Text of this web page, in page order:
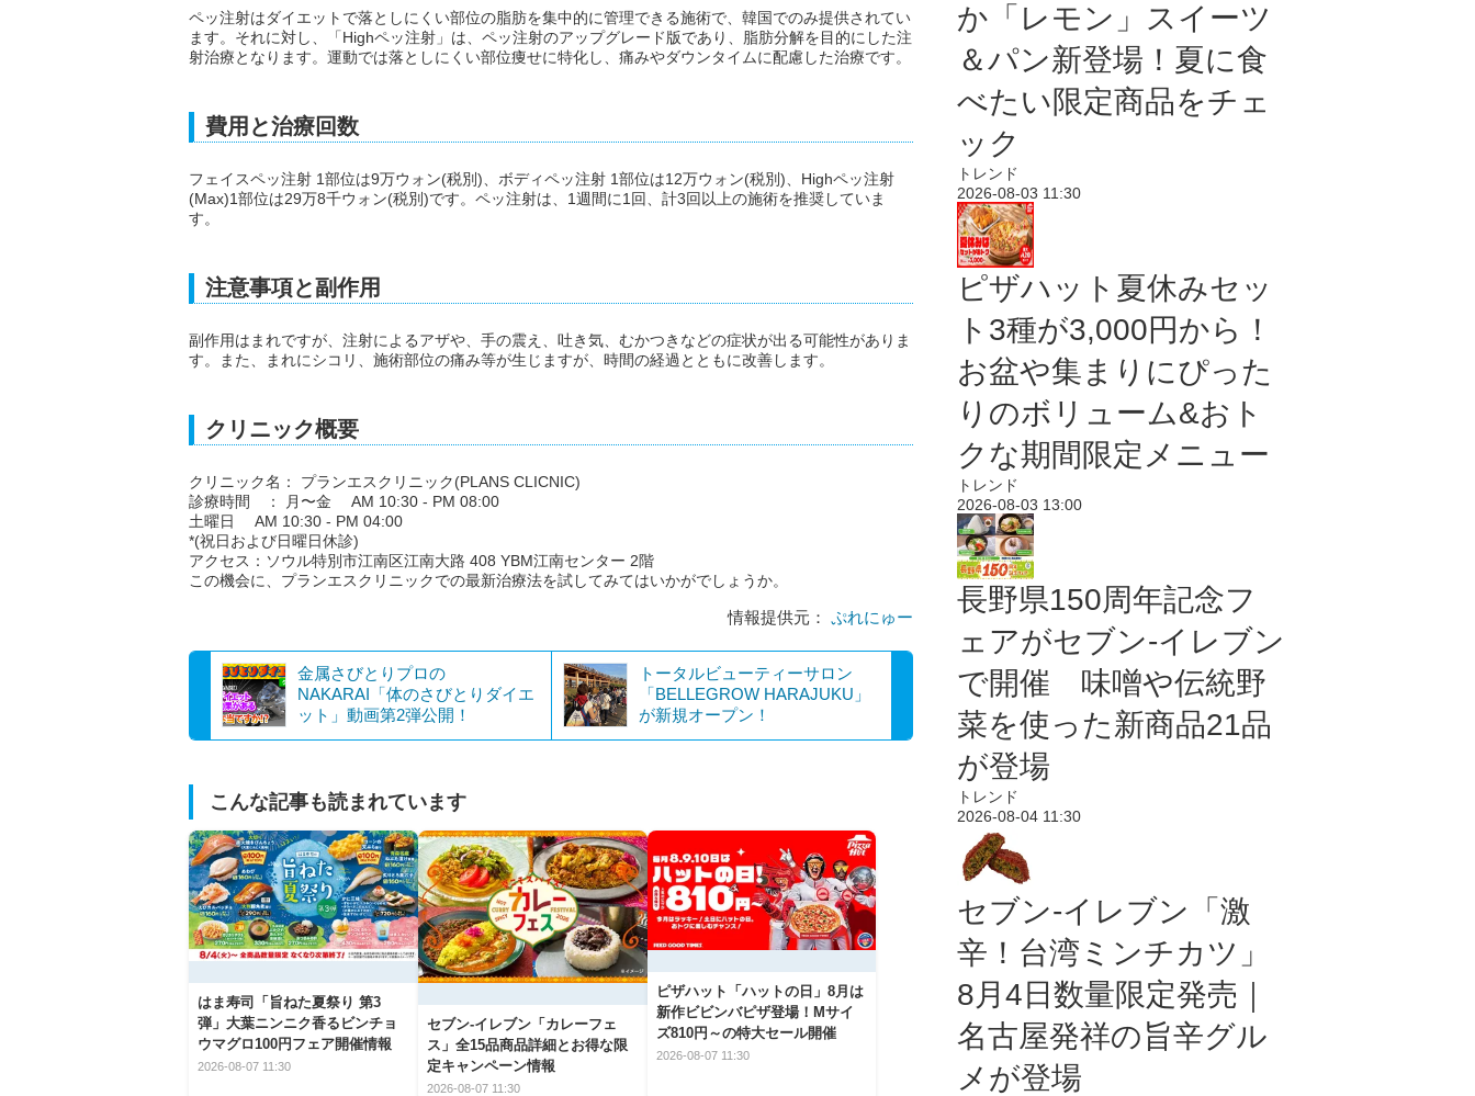
ペッ注射はダイエットで落としにくい部位の脂肪を集中的に管理できる施術で、韓国でのみ提供されてい
ます。それに対し、「Highペッ注射」は、ペッ注射のアップグレード版であり、脂肪分解を目的にした注
射治療となります。運動では落としにくい部位痩せに特化し、痛みやダウンタイムに配慮した治療です。
費用と治療回数
フェイスペッ注射 1部位は9万ウォン(税別)、ボディペッ注射 1部位は12万ウォン(税別)、Highペッ注射
(Max)1部位は29万8千ウォン(税別)です。ペッ注射は、1週間に1回、計3回以上の施術を推奨していま
す。
注意事項と副作用
副作用はまれですが、注射によるアザや、手の震え、吐き気、むかつきなどの症状が出る可能性がありま
す。また、まれにシコリ、施術部位の痛み等が生じますが、時間の経過とともに改善します。
クリニック概要
クリニック名： プランエスクリニック(PLANS CLICNIC)
診療時間 ： 月〜金 AM 10:30 - PM 08:00
土曜日 AM 10:30 - PM 04:00
*(祝日および日曜日休診)
アクセス：ソウル特別市江南区江南大路 408 YBM江南センター 2階
この機会に、プランエスクリニックでの最新治療法を試してみてはいかがでしょうか。
情報提供元： ぷれにゅー
金属さびとりプロの
NAKARAI「体のさびとりダイエ
ット」動画第2弾公開！
トータルビューティーサロン
「BELLEGROW HARAJUKU」
が新規オープン！
こんな記事も読まれています
はま寿司「旨ねた夏祭り 第3
弾」大葉ニンニク香るビンチョ
ウマグロ100円フェア開催情報
2026-08-07 11:30
セブン‐イレブン「カレーフェ
ス」全15品商品詳細とお得な限
定キャンペーン情報
2026-08-07 11:30
ピザハット「ハットの日」8月は
新作ビビンバピザ登場！Mサイ
ズ810円～の特大セール開催
2026-08-07 11:30
か「レモン」スイーツ
＆パン新登場！夏に食
べたい限定商品をチェ
ック
トレンド
2026-08-03 11:30
ピザハット夏休みセッ
ト3種が3,000円から！
お盆や集まりにぴった
りのボリューム&おト
クな期間限定メニュー
トレンド
2026-08-03 13:00
長野県150周年記念フ
ェアがセブン-イレブン
で開催 味噌や伝統野
菜を使った新商品21品
が登場
トレンド
2026-08-04 11:30
セブン-イレブン「激
辛！台湾ミンチカツ」
8月4日数量限定発売｜
名古屋発祥の旨辛グル
メが登場